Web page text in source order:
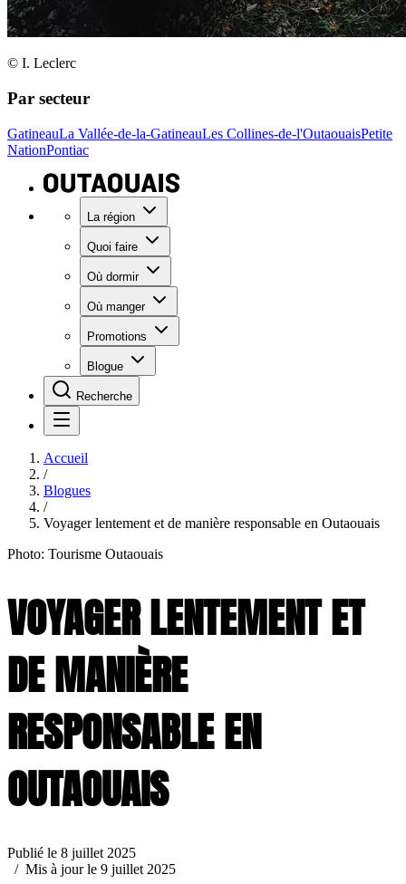
© I. Leclerc
Par secteur
GatineauLa Vallée-de-la-GatineauLes Collines-de-l'OutaouaisPetite
NationPontiac
La région
Quoi faire
Où dormir
Où manger
Promotions
Blogue
Recherche
Accueil
/
Blogues
/
Voyager lentement et de manière responsable en Outaouais
Photo: Tourisme Outaouais
VOYAGER LENTEMENT ET
DE MANIÈRE
RESPONSABLE EN
OUTAOUAIS
Publié le 8 juillet 2025
/ Mis à jour le 9 juillet 2025